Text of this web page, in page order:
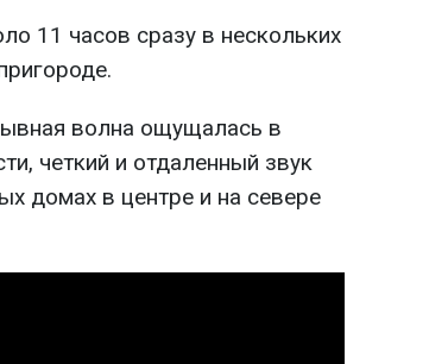
11 часов сразу в нескольких
волна ощущалась в
четкий и отдаленный звук
домах в центре и на севере